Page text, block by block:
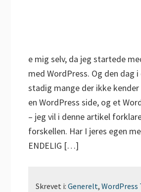
e mig selv, da jeg startede
med WordPress. Og den dag
stadig mange der ikke
en WordPress side, og et
– jeg vil i denne artikel
forskellen. Har I jeres egen
ENDELIG […]
Skrevet i:Generelt,WordPress